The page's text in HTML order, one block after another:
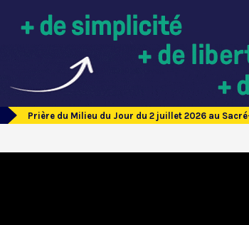
Prière du Milieu du Jour du 2 juillet 2026 au